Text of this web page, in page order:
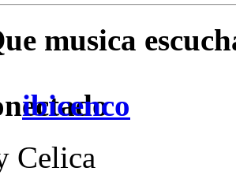
musica
ibicenco
Celica